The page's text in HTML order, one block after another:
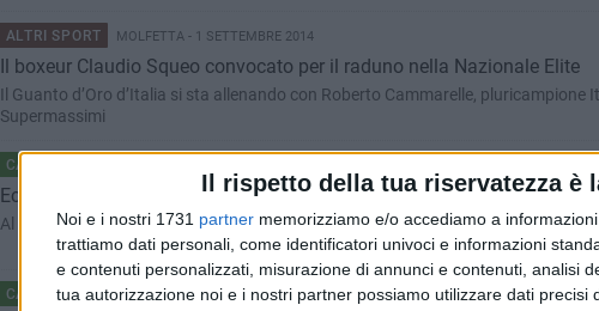
Il rispetto della tua riservatezza è
Noi e i nostri 1731 partner memorizziamo e/o accediamo a
trattiamo dati personali, come identificatori univoci e informazioni
e contenuti personalizzati, misurazione di annunci e contenuti, analisi
tua autorizzazione noi e i nostri partner possiamo utilizzare dati precisi
ALTRI SPORT MOLFETTA - 1 SETTEMBRE 2014
Il boxeur Claudio Squeo convocato per il raduno nella Nazionale Elite
Il Guanto d’Oro d’Italia si sta allenando con Roberto Cammarelle, pluricampione
Supermassimi
CALCIO
Eccellenza, Coppa Italia: Vigor Trani-Libertas Molfetta finisce 1-1
Al vantaggio di Di Gennaro (Vigor Trani) in avvio di ripresa risponde Sallustio
CALCIO MOLFETTA - 31 AGOSTO 2014